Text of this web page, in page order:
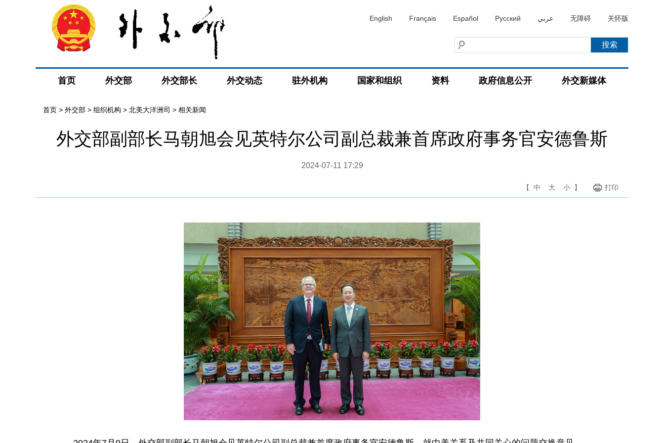
English Français Español Русский عربي 无障碍 关怀版
首页 外交部 外交部长 外交动态 驻外机构 国家和组织 资料 政府信息公开 外交新媒体
首页 > 外交部 > 组织机构 > 北美大洋洲司 > 相关新闻
外交部副部长马朝旭会见英特尔公司副总裁兼首席政府事务官安德鲁斯
2024-07-11 17:29
【 中 大 小 】 打印